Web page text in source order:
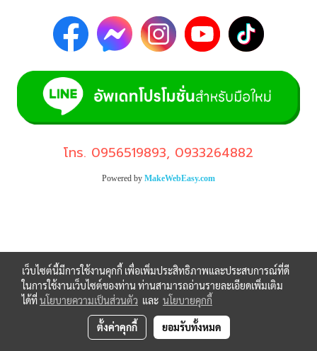
โทร. 0956519893, 0933264882
Powered by MakeWebEasy.com
เว็บไซต์นี้มีการใช้งานคุกกี้ เพื่อเพิ่มประสิทธิภาพและประสบการณ์ที่ดี
ในการใช้งานเว็บไซต์ของท่าน ท่านสามารถอ่านรายละเอียดเพิ่มเติม
ได้ที่นโยบายความเป็นส่วนตัว และ นโยบายคุกกี้
ตั้งค่าคุกกี้ ยอมรับทั้งหมด